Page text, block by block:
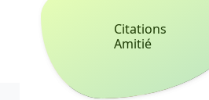
Citations
Amitié